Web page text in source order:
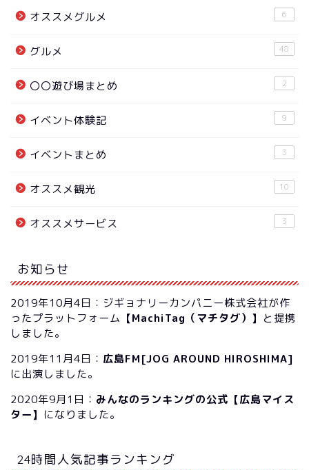
オススメグルメ 6
グルメ 48
〇〇遊び場まとめ 2
イベント体験記 9
イベントまとめ 3
オススメ観光 10
オススメサービス 3
お知らせ
2019年10月4日：ジギョナリーカンパニー株式会社が作
ったプラットフォーム 【MachiTag（マチタグ）】 と提携
しました。
2019年11月4日： 広島FM[JOG AROUND HIROSHIMA]
に出演しました。
2020年9月1日： みんなのランキングの公式【広島マイス
ター】 になりました。
24時間人気記事ランキング